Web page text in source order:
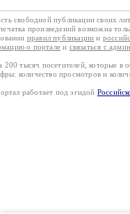
свободной публикации своих
произведений возможна
правил публикации и
о портале и связаться с
тысяч посетителей, которые
количество просмотров и
работает под эгидой